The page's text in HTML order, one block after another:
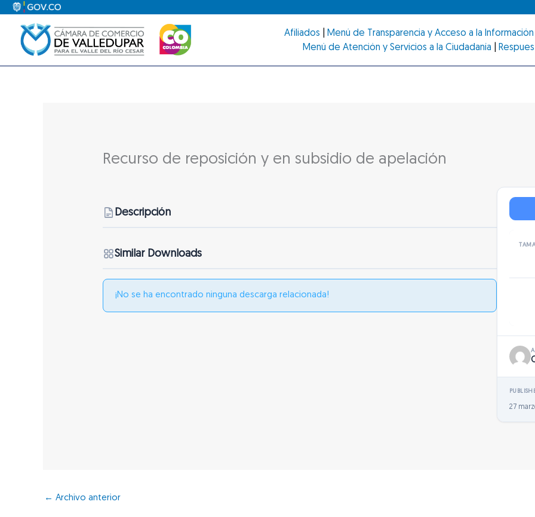
contenido
Afiliados Menú de Transparencia y Acceso a la Información
Menú de Atención y Servicios a la Ciudadanía
Recurso de reposición y en subsidio de apelación
Descripción
Similar Downloads
¡No se ha encontrado ninguna descarga relacionada!
27
← Archivo anterior